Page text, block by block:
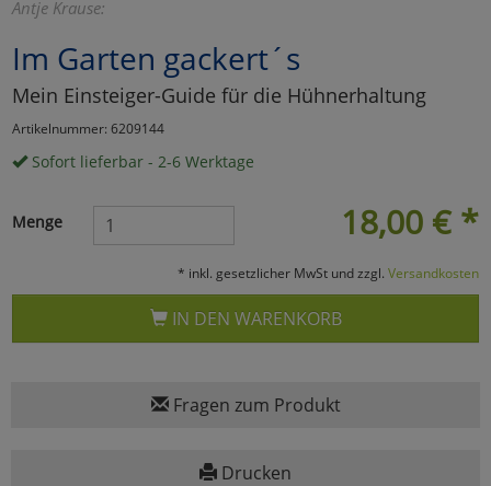
Antje Krause:
Im Garten gackert´s
Mein Einsteiger-Guide für die Hühnerhaltung
Artikelnummer: 6209144
Sofort lieferbar - 2-6 Werktage
18,00 € *
Menge
* inkl. gesetzlicher MwSt und zzgl. Versandkosten
IN DEN WARENKORB
Fragen zum Produkt
Drucken
Umfragetools
zurückzu Haupptseite